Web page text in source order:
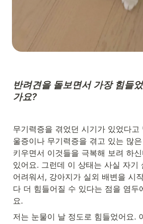
반려견을 돌보면서 가장 힘들
가요?
무기력증을 겪었던 시기가 있었다고
울증이나 무기력증을 겪고 있는 많
키우면서 이것들을 극복해 보려 하
있어요. 그런데 이 상태는 사실 자기
어려워서, 강아지가 실외 배변을 시
다 더 힘들어질 수 있다는 점을 염두
요.
저는 눈물이 날 정도로 힘들었어요.